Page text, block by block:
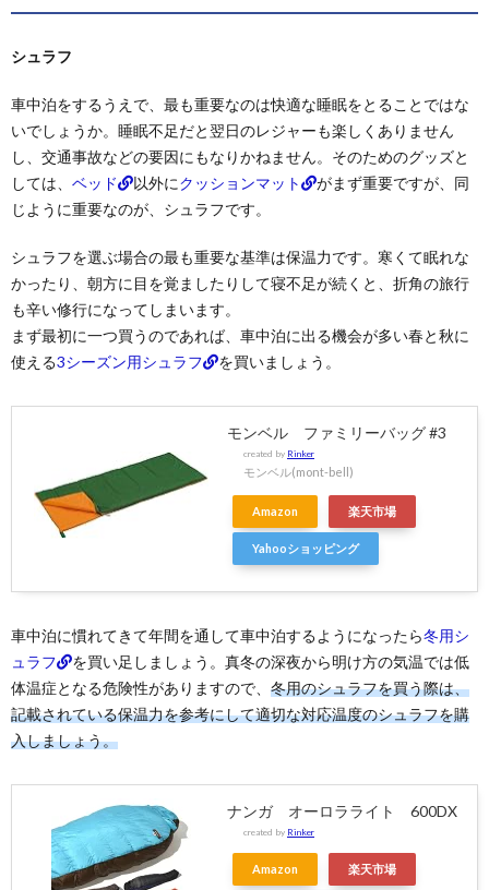
シュラフ
車中泊をするうえで、最も重要なのは快適な睡眠をとることではな
いでしょうか。睡眠不足だと翌日のレジャーも楽しくありません
し、交通事故などの要因にもなりかねません。そのためのグッズと
しては、 ベッド 以外にクッションマット
がまず重要ですが、同
じように重要なのが、シュラフです。
シュラフを選ぶ場合の最も重要な基準は保温力です。寒くて眠れな
かったり、朝方に目を覚ましたりして寝不足が続くと、折角の旅行
も辛い修行になってしまいます。
まず最初に一つ買うのであれば、車中泊に出る機会が多い春と秋に
使える3シーズン用シュラフ を買いましょう。
モンベル ファミリーバッグ #3
created by Rinker
モンベル(mont-bell)
Amazon 楽天市場
Yahooショッピング
車中泊に慣れてきて年間を通して車中泊するようになったら冬用シ
ュラフ
を買い足しましょう。真冬の深夜から明け方の気温では低
体温症となる危険性がありますので、 冬用のシュラフを買う際は、
記載されている保温力を参考にして適切な対応温度のシュラフを購
入しましょう。
ナンガ オーロラライト 600DX
created by Rinker
Amazon 楽天市場